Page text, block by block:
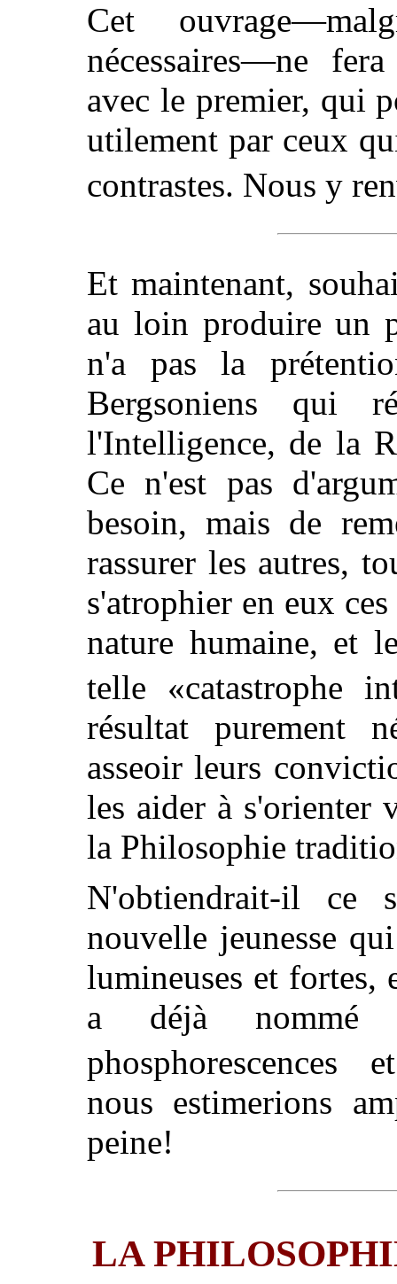
Cet
nécessaires—ne
avec le premier, qui
utilement par ceux
contrastes. Nous y
Et maintenant,
au loin produire un
n'a pas la
Bergsoniens qui
l'Intelligence, de la
Ce n'est pas
besoin, mais de
rassurer les autres,
s'atrophier en eux
nature humaine, et
telle «catastrophe
résultat purement
asseoir leurs
les aider à s'orienter
la Philosophie
N'obtiendrait-il ce
nouvelle jeunesse
lumineuses et fortes,
a déjà nommé
phosphorescences
nous estimerions
peine!
LA